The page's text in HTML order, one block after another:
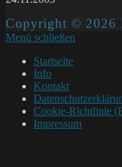
Copyright © 2026
Menü schließen
Startseite
Info
Kontakt
Cookie-Richtlinie
Impressum